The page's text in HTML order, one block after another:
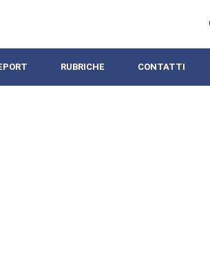
RUBRICHE CONTATTI